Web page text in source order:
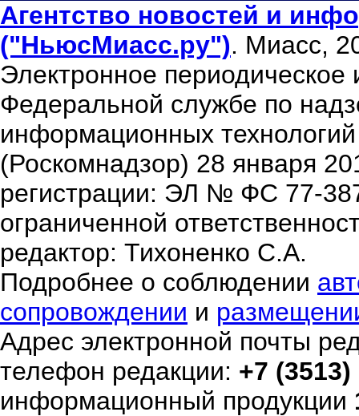
Агентство новостей и
("НьюсМиасс.ру"). Миасс,
Электронное периодическое
Федеральной службе по
информационных
(Роскомнадзор) 28 января
регистрации: ЭЛ № ФС 77-
ограниченной
редактор: Тихоненко С.А.
Подробнее о соблюдении
сопровождении и
Адрес электронной почты
телефон редакции: +7
информационный продукции